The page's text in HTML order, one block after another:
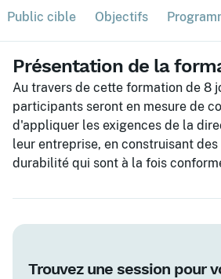
Public cible Objectifs
Présentation de la
Au travers de cette formation de 8
participants seront en mesure de
d'appliquer les exigences de la
leur entreprise, en construisant
durabilité qui sont à la fois
Trouvez une session pour